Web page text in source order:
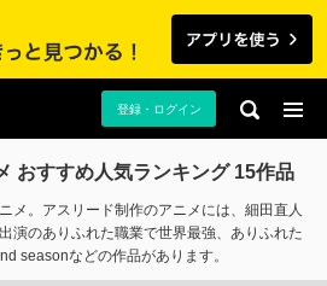
登録・ログイン
おすすめ人気ランキング 15作品
メ。アスリード制作のアニメには、細田直人
演のありふれた職業で世界最強、ありふれた
seasonなどの作品があります。